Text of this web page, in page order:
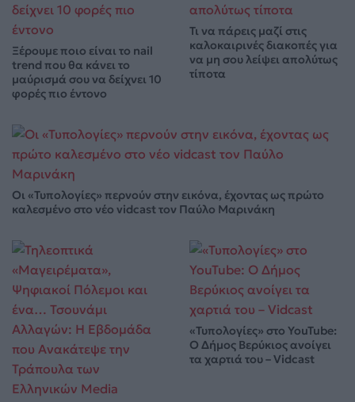
Ξέρουμε ποιο είναι το nail
trend που θα κάνει το
μαύρισμά σου να δείχνει 10
φορές πιο έντονο
Τι να πάρεις μαζί στις
καλοκαιρινές διακοπές για
να μη σου λείψει απολύτως
τίποτα
Οι «Τυπολογίες» περνούν στην εικόνα, έχοντας ως πρώτο
καλεσμένο στο νέο vidcast τον Παύλο Μαρινάκη
«Τυπολογίες» στο YouTube:
Ο Δήμος Βερύκιος ανοίγει
τα χαρτιά του – Vidcast